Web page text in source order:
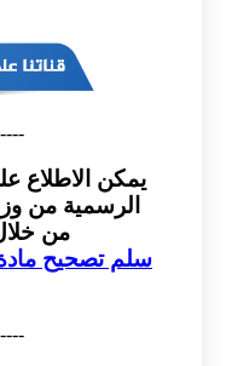
يمكن الاطلاع
الرسمية من
من